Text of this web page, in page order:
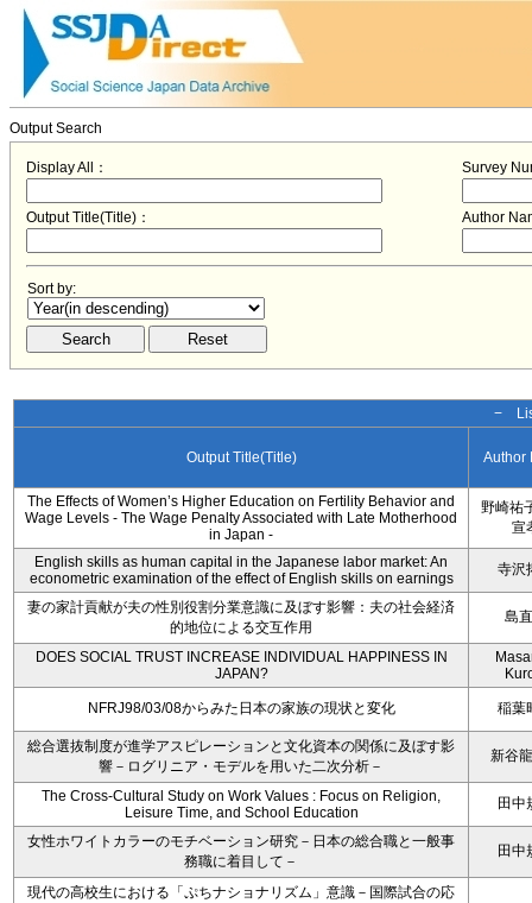
Output Search
Display All： Survey
Output Title(Title)： Author
Sort by:
−
Output Title(Title) Author
The Effects of Women’s Higher Education on Fertility Behavior and
Wage Levels - The Wage Penalty Associated with Late Motherhood
in Japan -
野崎祐
宣
English skills as human capital in the Japanese labor market: An
econometric examination of the effect of English skills on earnings
寺沢
妻の家計貢献が夫の性別役割分業意識に及ぼす影響：夫の社会経済
的地位による交互作用
島
DOES SOCIAL TRUST INCREASE INDIVIDUAL HAPPINESS IN
JAPAN?
NFRJ98/03/08からみた日本の家族の現状と変化 稲葉
総合選抜制度が進学アスピレーションと文化資本の関係に及ぼす影
響－ログリニア・モデルを用いた二次分析－
新谷
The Cross-Cultural Study on Work Values : Focus on Religion,
Leisure Time, and School Education
田中
女性ホワイトカラーのモチベーション研究－日本の総合職と一般事
務職に着目して－
田中
現代の高校生における「ぷちナショナリズム」意識－国際試合の応